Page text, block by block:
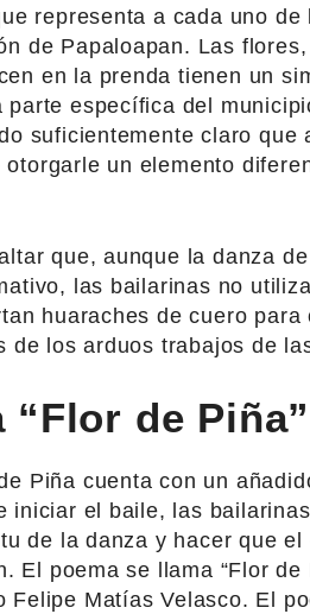
representa a cada uno de
de Papaloapan. Las
en la prenda tienen un
parte específica del
suficientemente claro que
otorgarle un elemento
que, aunque la danza
las bailarinas no
huaraches de cuero para
de los arduos trabajos de
“Flor de Piña”
Piña cuenta con un
iniciar el baile, las
de la danza y hacer que
El poema se llama “Flor de
Felipe Matías Velasco. El